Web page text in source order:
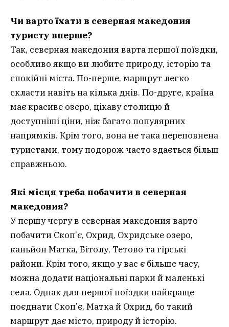
Чи варто їхати в северная македония
туристу вперше?
Так, северная македония варта першої поїздки,
особливо якщо ви любите природу, історію та
спокійні міста. По-перше, маршрут легко
скласти навіть на кілька днів. По-друге, країна
має красиве озеро, цікаву столицю й
доступніші ціни, ніж багато популярних
напрямків. Крім того, вона не така переповнена
туристами, тому подорож часто здається більш
справжньою.
Які місця треба побачити в северная
македония?
У першу чергу в северная македония варто
побачити Скоп’є, Охрид, Охридське озеро,
каньйон Матка, Бітолу, Тетово та гірські
райони. Крім того, якщо у вас є більше часу,
можна додати національні парки й маленькі
села. Однак для першої поїздки найкраще
поєднати Скоп’є, Матка й Охрид, бо такий
маршрут дає місто, природу й історію.